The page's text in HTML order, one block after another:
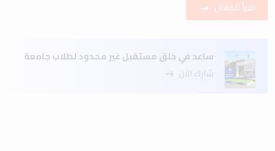
اقرأ المقال
ساعد في خلق مستقبل غير محدود لطلاب جامعة
شارك الآن